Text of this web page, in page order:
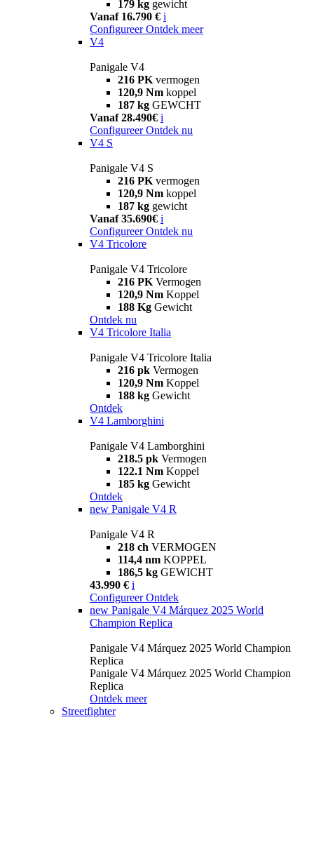
179 kg gewicht
Vanaf 16.790 € i
Configureer Ontdek meer
V4
Panigale V4
216 PK vermogen
120,9 Nm koppel
187 kg GEWCHT
Vanaf 28.490€ i
Configureer Ontdek nu
V4 S
Panigale V4 S
216 PK vermogen
120,9 Nm koppel
187 kg gewicht
Vanaf 35.690€ i
Configureer Ontdek nu
V4 Tricolore
Panigale V4 Tricolore
216 PK Vermogen
120,9 Nm Koppel
188 Kg Gewicht
Ontdek nu
V4 Tricolore Italia
Panigale V4 Tricolore Italia
216 pk Vermogen
120,9 Nm Koppel
188 kg Gewicht
Ontdek
V4 Lamborghini
Panigale V4 Lamborghini
218.5 pk Vermogen
122.1 Nm Koppel
185 kg Gewicht
Ontdek
new Panigale V4 R
Panigale V4 R
218 ch VERMOGEN
114,4 nm KOPPEL
186,5 kg GEWICHT
43.990 € i
Configureer Ontdek
new Panigale V4 Márquez 2025 World
Champion Replica
Panigale V4 Márquez 2025 World Champion
Replica
Panigale V4 Márquez 2025 World Champion
Replica
Ontdek meer
Streetfighter